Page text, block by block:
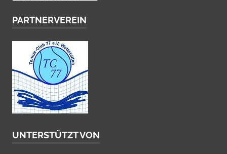
PARTNERVEREIN
UNTERSTÜTZT VON